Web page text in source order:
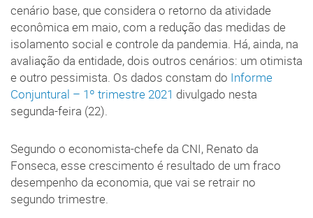
cenário base, que considera o retorno da atividade
econômica em maio, com a redução das medidas de
isolamento social e controle da pandemia. Há, ainda, na
avaliação da entidade, dois outros cenários: um otimista
e outro pessimista. Os dados constam do Informe
Conjuntural – 1º trimestre 2021 divulgado nesta
segunda-feira (22).
Segundo o economista-chefe da CNI, Renato da
Fonseca, esse crescimento é resultado de um fraco
desempenho da economia, que vai se retrair no
segundo trimestre.